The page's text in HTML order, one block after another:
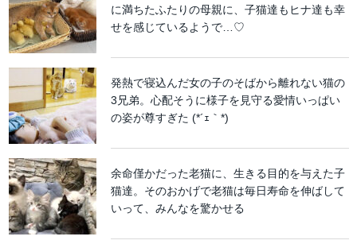
に満ちたふたりの母親に、子猫達もヒナ達も幸
せを感じているようで…♡
発熱で寝込んだ女の子のそばから離れない猫の
3兄弟。心配そうに様子を見守る愛情いっぱい
の姿が尊すぎた (*´ｪ｀*)
余命僅かだった老猫に、生きる目的を与えた子
猫達。そのおかげで老猫は毎日寿命を伸ばして
いって、みんなを驚かせる